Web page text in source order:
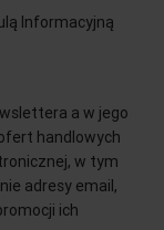
Informacyjną
a w jego
handlowych
w tym
adresy email,
ich